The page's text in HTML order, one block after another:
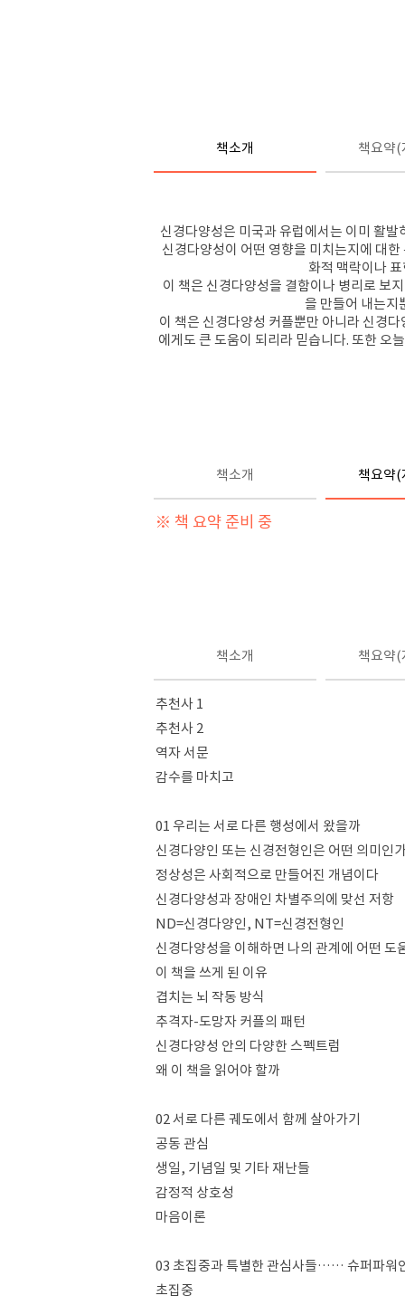
책소개 책요약(
신경다양성은 미국과 유럽에서는 이미 활
신경다양성이 어떤 영향을 미치는지에 대
화적 맥락이나
이 책은 신경다양성을 결함이나 병리로 보
을 만들어 내는지
이 책은 신경다양성 커플뿐만 아니라 신경
에게도 큰 도움이 되리라 믿습니다. 또한 오
책소개 책요약(
※ 책 요약 준비 중
책소개 책요약(
추천사 1
추천사 2
역자 서문
감수를 마치고
01 우리는 서로 다른 행성에서 왔을까
신경다양인 또는 신경전형인은 어떤 의미인
정상성은 사회적으로 만들어진 개념이다
신경다양성과 장애인 차별주의에 맞선 저항
ND=신경다양인, NT=신경전형인
신경다양성을 이해하면 나의 관계에 어떤 도
이 책을 쓰게 된 이유
겹치는 뇌 작동 방식
추격자-도망자 커플의 패턴
신경다양성 안의 다양한 스펙트럼
왜 이 책을 읽어야 할까
02 서로 다른 궤도에서 함께 살아가기
공동 관심
생일, 기념일 및 기타 재난들
감정적 상호성
마음이론
03 초집중과 특별한 관심사들…… 슈퍼파
초집중